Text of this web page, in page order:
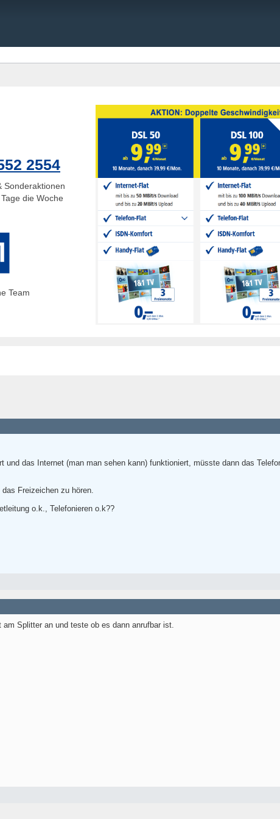
2554
Sonderaktionen
die Woche
Team
und das Internet (man man sehen kann) funktioniert, müsste dann das
Freizeichen zu hören.
o.k., Telefonieren o.k??
Splitter an und teste ob es dann anrufbar ist.